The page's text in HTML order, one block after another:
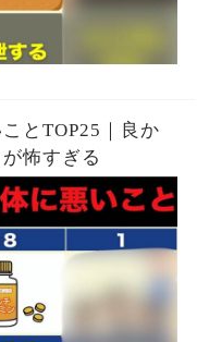
とTOP25｜良か
怖すぎる